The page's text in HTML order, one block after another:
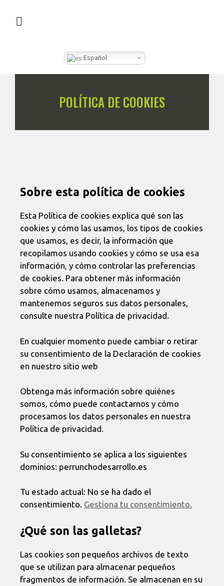
Español
POLÍTICA DE COOKIES
Sobre esta política de cookies
Esta Política de cookies explica qué son las
cookies y cómo las usamos, los tipos de cookies
que usamos, es decir, la información que
recopilamos usando cookies y cómo se usa esa
información, y cómo controlar las preferencias
de cookies. Para obtener más información
sobre cómo usamos, almacenamos y
mantenemos seguros sus datos personales,
consulte nuestra Política de privacidad.
En cualquier momento puede cambiar o retirar
su consentimiento de la Declaración de cookies
en nuestro sitio web
Obtenga más información sobre quiénes
somos, cómo puede contactarnos y cómo
procesamos los datos personales en nuestra
Política de privacidad.
Su consentimiento se aplica a los siguientes
dominios: perrunchodesarrollo.es
Tu estado actual: No se ha dado el
consentimiento. Gestiona tu consentimiento.
¿Qué son las galletas?
Las cookies son pequeños archivos de texto
que se utilizan para almacenar pequeños
fragmentos de información. Se almacenan en su